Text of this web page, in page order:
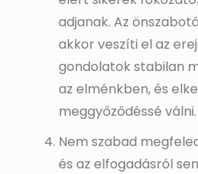
adjanak. Az
akkor veszíti el az
gondolatok stabilan
az elménkben, és
meggyőződéssé válni.
Nem szabad
és az elfogadásról